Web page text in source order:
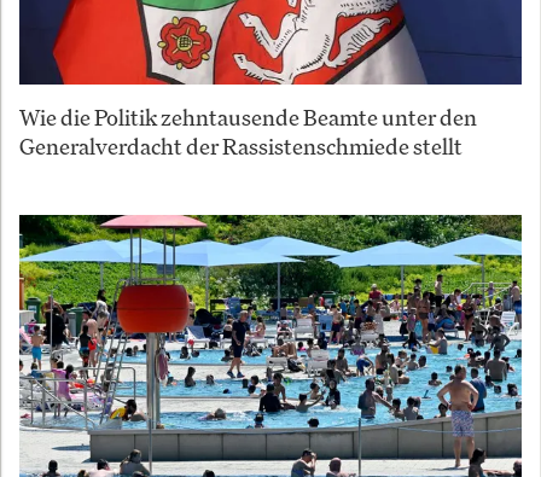
Wie die Politik zehntausende Beamte unter den
Generalverdacht der Rassistenschmiede stellt